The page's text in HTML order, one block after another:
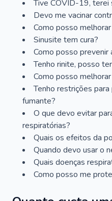
Tive COVID-19, terei
Devo me vacinar
Como posso
Sinusite tem cura?
Como posso prevenir
Tenho rinite, posso
Como posso
Tenho restrições
fumante?
O que devo evitar
respiratórias?
Quais os efeitos da
Quando devo usar o
Quais doenças
Como posso me